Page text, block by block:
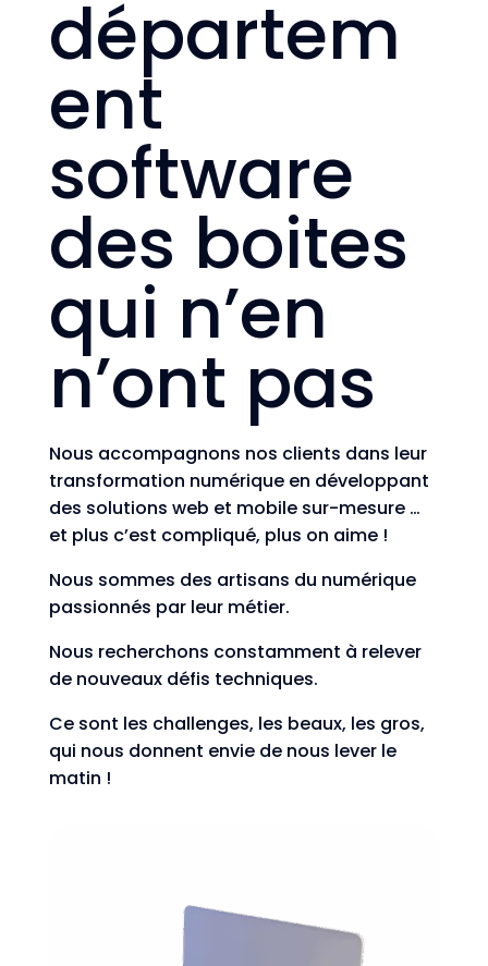
départem
ent
software
des boites
qui n’en
n’ont pas
Nous accompagnons nos clients dans leur
transformation numérique en développant
des solutions web et mobile sur-mesure …
et plus c’est compliqué, plus on aime !
Nous sommes des artisans du numérique
passionnés par leur métier.
Nous recherchons constamment à relever
de nouveaux défis techniques.
Ce sont les challenges, les beaux, les gros,
qui nous donnent envie de nous lever le
matin !